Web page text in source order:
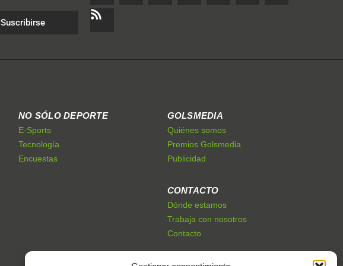
Suscribirse
NO SÓLO DEPORTE
E-Sports
Tecnología
Encuestas
GOLSMEDIA
Quiénes somos
Premios Golsmedia
Publicidad
CONTACTO
Dónde estamos
Trabaja con nosotros
Contacto